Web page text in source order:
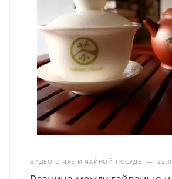
ВИДЕО О ЧАЕ И ЧАЙНОЙ ПОСУДЕ —